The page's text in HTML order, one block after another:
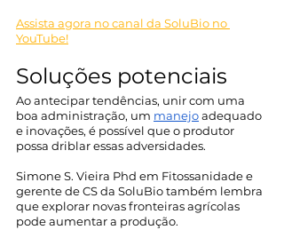
Assista agora no canal da SoluBio no
YouTube!
Soluções potenciais
Ao antecipar tendências, unir com uma
boa administração, um manejo adequado
e inovações, é possível que o produtor
possa driblar essas adversidades.
Simone S. Vieira Phd em Fitossanidade e
gerente de CS da SoluBio também lembra
que explorar novas fronteiras agrícolas
pode aumentar a produção.